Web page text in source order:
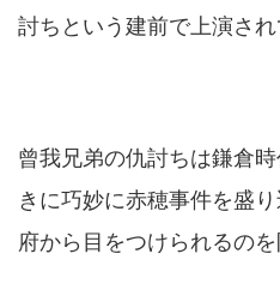
討ちという建前で上演され
曾我兄弟の仇討ちは鎌倉
きに巧妙に赤穂事件を盛
府から目をつけられるのを